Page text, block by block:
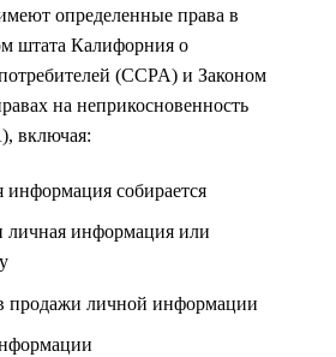
определенные права в
штата Калифорния о
(CCPA) и Законом
на неприкосновенность
включая:
информация собирается
личная информация или
продажи личной информации